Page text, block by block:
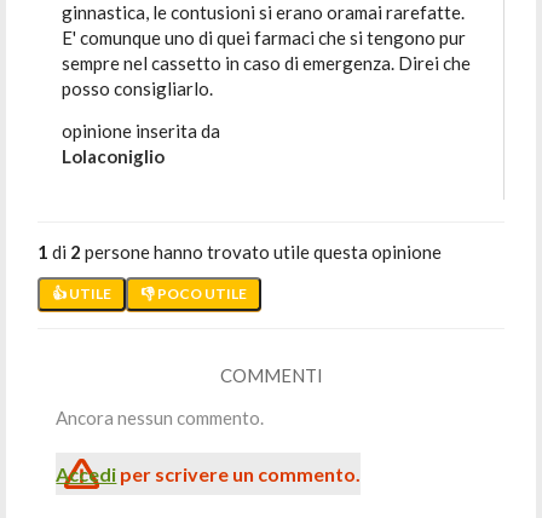
ginnastica, le contusioni si erano oramai rarefatte.
E' comunque uno di quei farmaci che si tengono pur
sempre nel cassetto in caso di emergenza. Direi che
posso consigliarlo.
opinione inserita da
Lolaconiglio
1 di 2 persone hanno trovato utile questa opinione
👍 UTILE 👎 POCO UTILE
COMMENTI
Ancora nessun commento.
Accedi per scrivere un commento.